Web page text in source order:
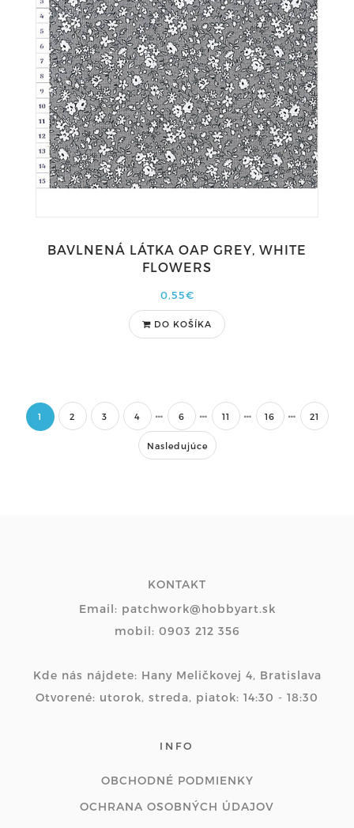
BAVLNENÁ LÁTKA OAP GREY, WHITE
FLOWERS
0,55€
DO KOŠÍKA
1 2 3 4 6 11 16 21
Nasledujúce
KONTAKT
Email: patchwork@hobbyart.sk
mobil: 0903 212 356
Kde nás nájdete: Hany Meličkovej 4, Bratislava
Otvorené: utorok, streda, piatok: 14:30 - 18:30
INFO
OBCHODNÉ PODMIENKY
OCHRANA OSOBNÝCH ÚDAJOV